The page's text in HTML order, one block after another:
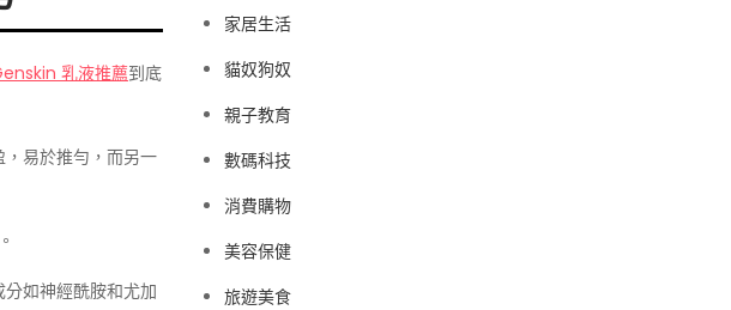
乳液推薦到底
易於推勻，而另一
如神經酰胺和尤加
家居生活
貓奴狗奴
親子教育
數碼科技
消費購物
美容保健
旅遊美食